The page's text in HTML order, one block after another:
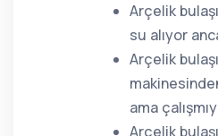
Arçelik
su alıyor
Arçelik
ama
Arçelik